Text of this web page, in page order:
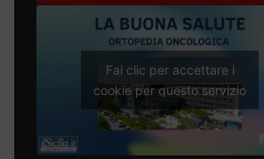
Fai clic per accettare i
cookie per questo servizio